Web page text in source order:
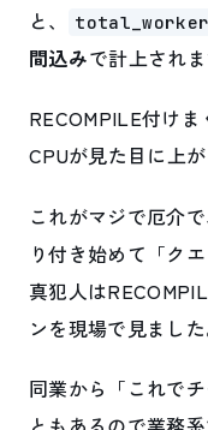
と、
間込みで計上されま
RECOMPILE付け
CPUが見た目に上が
これがマジで厄介
り付き始めて「ク
真犯人は
ンを現場で見ました
同業から「これで